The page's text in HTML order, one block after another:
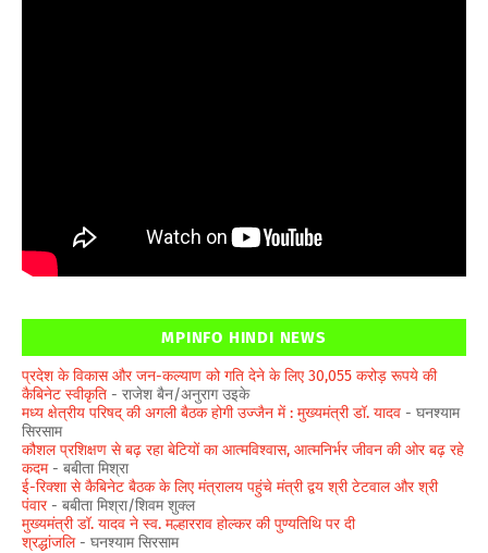
MPINFO HINDI NEWS
प्रदेश के विकास और जन-कल्याण को गति देने के लिए 30,055 करोड़ रूपये की
कैबिनेट स्वीकृति - राजेश बैन/अनुराग उइके
मध्य क्षेत्रीय परिषद् की अगली बैठक होगी उज्जैन में : मुख्यमंत्री डॉ. यादव - घनश्याम
सिरसाम
कौशल प्रशिक्षण से बढ़ रहा बेटियों का आत्मविश्वास, आत्मनिर्भर जीवन की ओर बढ़ रहे
कदम- बबीता मिश्रा
ई-रिक्शा से कैबिनेट बैठक के लिए मंत्रालय पहुंचे मंत्री द्वय श्री टेटवाल और श्री
पंवार- बबीता मिश्रा/शिवम शुक्ल
मुख्यमंत्री डॉ. यादव ने स्व. मल्हारराव होल्कर की पुण्यतिथि पर दी
श्रद्धांजलि- घनश्याम सिरसाम